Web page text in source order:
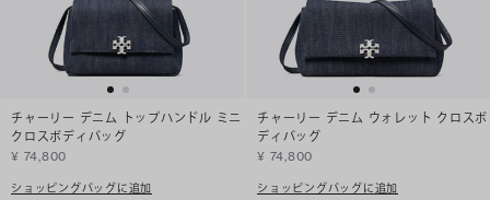
チャーリー デニム トップハンドル ミニ
クロスボディバッグ
¥ 74,800
ショッピングバッグに追加
チャーリー デニム ウォレット クロスボ
ディバッグ
¥ 74,800
ショッピングバッグに追加